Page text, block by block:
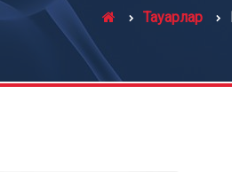
Тауарлар